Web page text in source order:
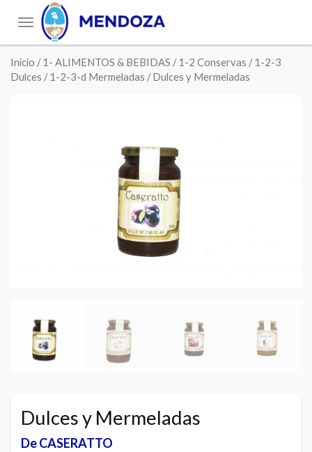
Toggle
navigation
Inicio /1- ALIMENTOS & BEBIDAS /1-2 Conservas /1-2-3
Dulces /1-2-3-d Mermeladas / Dulces y Mermeladas
Dulces y Mermeladas
De CASERATTO